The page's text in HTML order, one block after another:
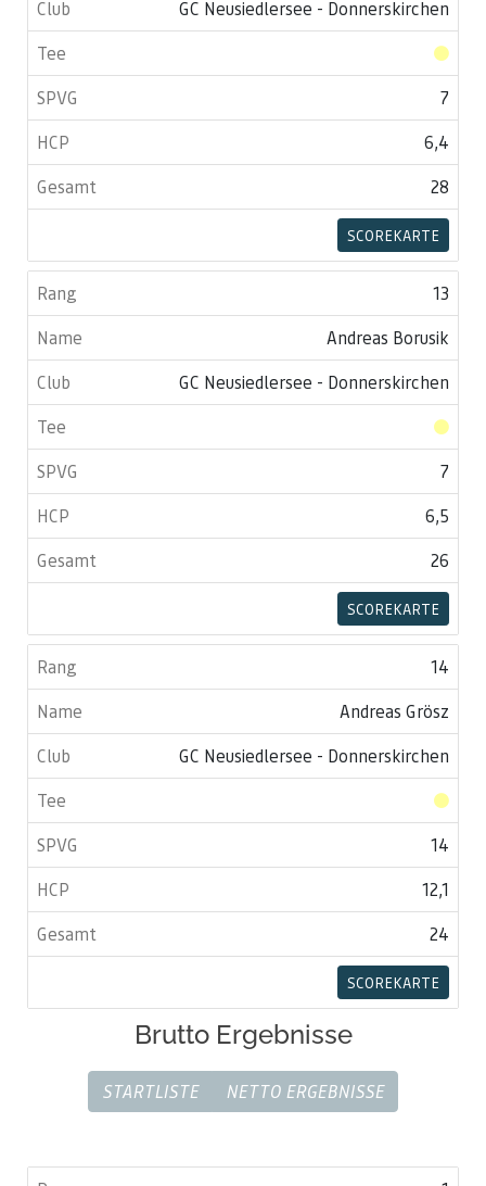
GC Neusiedlersee - Donnerskirchen
7
6,4
28
SCOREKARTE
13
Andreas Borusik
GC Neusiedlersee - Donnerskirchen
7
6,5
26
SCOREKARTE
14
Andreas Grösz
GC Neusiedlersee - Donnerskirchen
14
12,1
24
SCOREKARTE
Brutto Ergebnisse
STARTLISTE NETTO ERGEBNISSE